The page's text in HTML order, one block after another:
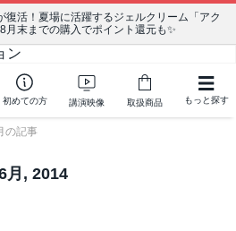
復活！夏場に活躍するジェルクリーム「アク
末までの購入でポイント還元も✨
初めての方 講演映像 取扱商品 もっと探す
の記事
月, 2014